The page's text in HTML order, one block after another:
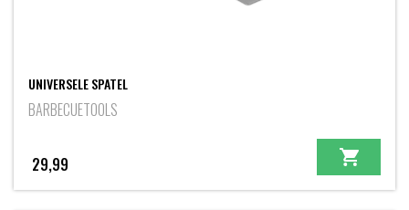
UNIVERSELE SPATEL
BARBECUETOOLS
29,99